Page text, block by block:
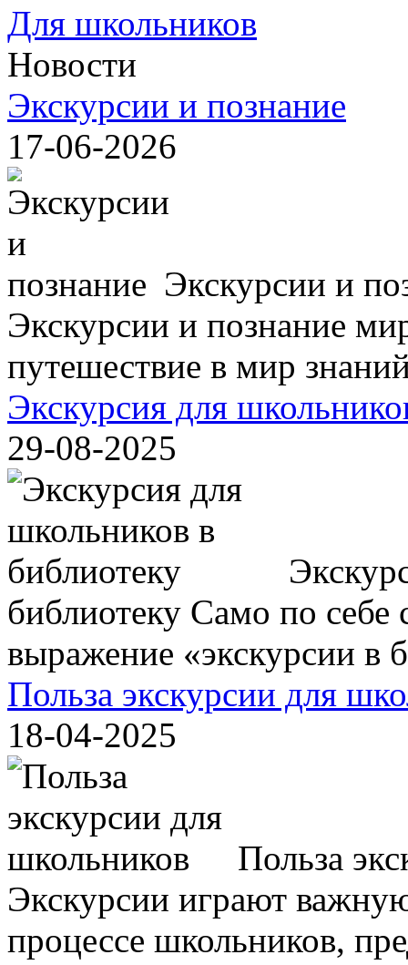
Для школьников
Новости
Экскурсии и познание
17-06-2026
Экскурсии и
Экскурсии и познание
путешествие в мир
Экскурсия для
29-08-2025
библиотеку Само по себе
выражение «экскурсии в
Польза экскурсии для
18-04-2025
Польза
Экскурсии играют
процессе школьников,